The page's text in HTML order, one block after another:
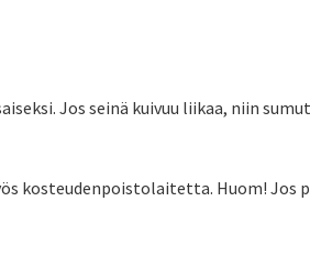
Jos seinä kuivuu liikaa, niin
kosteudenpoistolaitetta. Huom! Jos